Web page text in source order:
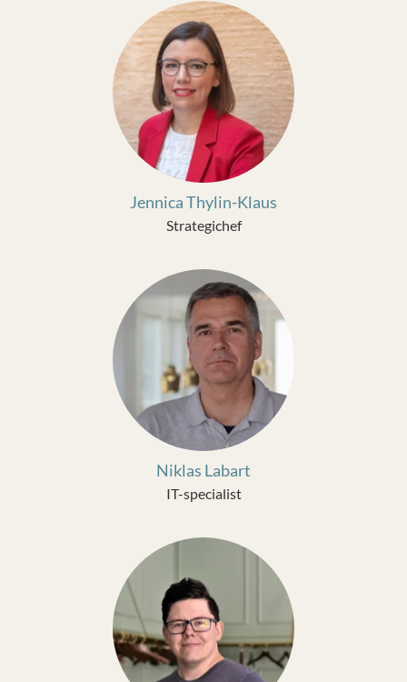
Jennica Thylin-Klaus
Strategichef
Niklas Labart
IT-specialist